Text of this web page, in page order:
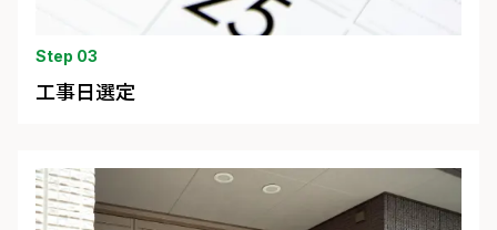
Step 03
工事日選定